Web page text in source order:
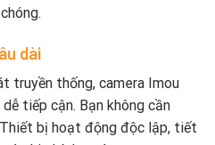
dài
truyền thống, camera Imou
tiếp cận. Bạn không cần
bị hoạt động độc lập, tiết